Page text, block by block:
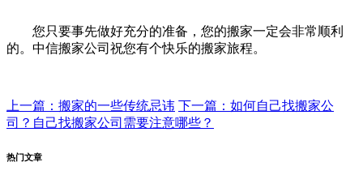
您只要事先做好充分的准备，您的搬家一定会非常顺利
的。中信搬家公司祝您有个快乐的搬家旅程。
上一篇：搬家的一些传统忌讳 下一篇：如何自己找搬家公
司？自己找搬家公司需要注意哪些？
热门文章